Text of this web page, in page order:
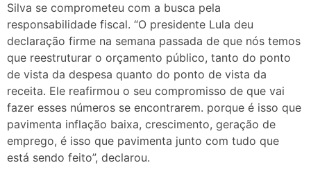
Silva se comprometeu com a busca pela
responsabilidade fiscal. “O presidente Lula deu
declaração firme na semana passada de que nós temos
que reestruturar o orçamento público, tanto do ponto
de vista da despesa quanto do ponto de vista da
receita. Ele reafirmou o seu compromisso de que vai
fazer esses números se encontrarem. porque é isso que
pavimenta inflação baixa, crescimento, geração de
emprego, é isso que pavimenta junto com tudo que
está sendo feito”, declarou.